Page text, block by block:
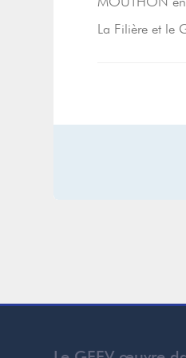
La Filière et le